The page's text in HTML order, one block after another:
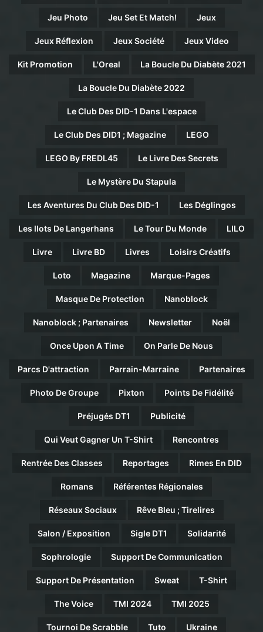
Jeu Photo Jeu Set Et Match! Jeux
Jeux Réflexion Jeux Société Jeux Video
Kit Promotion L'Oreal La Boucle Du Diabète 2021
La Boucle Du Diabète 2022
Le Club Des DID-1 Dans L'espace
Le Club Des DID1 ; Magazine LEGO
LEGO By FREDL45 Le Livre Des Secrets
Le Mystère Du Stapula
Les Aventures Du Club Des DID-1 Les Déglingos
Les Ilots De Langerhans Le Tour Du Monde LILO
Livre Livre BD Livres Loisirs Créatifs
Loto Magazine Marque-Pages
Masque De Protection Nanoblock
Nanoblock ; Partenaires Newsletter Noël
Once Upon A Time On Parle De Nous
Parcs D'attraction Parrain-Marraine Partenaires
Photo De Groupe Pixton Points De Fidélité
Préjugés DT1 Publicité
Qui Veut Gagner Un T-Shirt Rencontres
Rentrée Des Classes Reportages Rimes En DID
Romans Référentes Régionales
Réseaux Sociaux Rêve Bleu ; Tirelires
Salon / Exposition Sigle DT1 Solidarité
Sophrologie Support De Communication
Support De Présentation Sweat T-Shirt
The Voice TMI 2024 TMI 2025
Tournoi De Scrabble Tuto Ukraine